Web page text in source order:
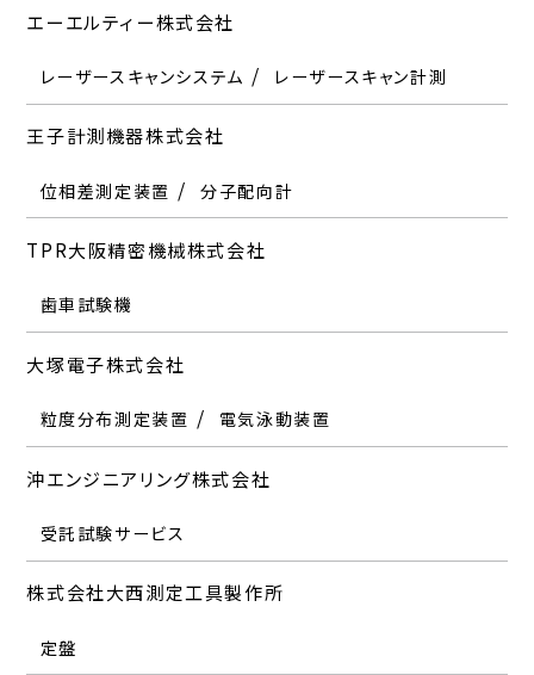
エーエルティー株式会社
レーザースキャンシステム レーザースキャン計測
王子計測機器株式会社
位相差測定装置 分子配向計
TPR大阪精密機械株式会社
歯車試験機
大塚電子株式会社
粒度分布測定装置 電気泳動装置
沖エンジニアリング株式会社
受託試験サービス
株式会社大西測定工具製作所
定盤
株式会社大西測定工具製作所
定盤
株式会社大西熱学
恒温恒湿室 クリーンルーム
株式会社小野測器
各種振動計
FFTアナライザ
無響室 各種ベンチシステム
インバータチラー ドラフトチャンバー 研究設備
恒温恒湿器 インバータチラー
ドライルーム
精密空調機器
ドライブース
オルガノ株式会社
プリンタ 電子デバイス
セキ技研株式会社
産業用自動機の設計・製造
株式会社セリア
スクリーン印刷機
センサ・システム株式会社
クラックテスター
ソノーラテクノロジー株式会社
無響室
ソフテックス株式会社
X線CT装置
ソルーション株式会社